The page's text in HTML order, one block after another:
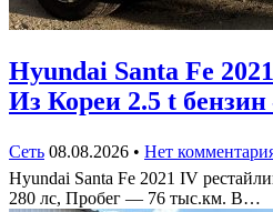
Hyundai Santa Fe
Из Кореи 2.5 t бензин
Сеть 08.08.2026 • Нет
Hyundai Santa Fe 2021 IV
280 лс, Пробег — 76 тыс.км. В…